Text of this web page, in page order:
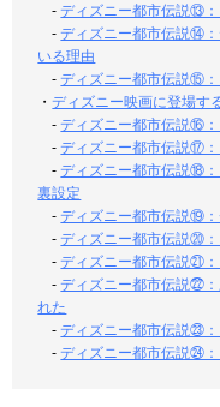
-ディズニー都市伝説⑬
-ディズニー都市伝説⑭
いる理由
-ディズニー都市伝説⑮
・ディズニー映画に登場す
-ディズニー都市伝説⑯
-ディズニー都市伝説⑰：
-ディズニー都市伝説⑱
裏設定
-ディズニー都市伝説⑲
-ディズニー都市伝説⑳
-ディズニー都市伝説㉑
-ディズニー都市伝説㉒
れた
-ディズニー都市伝説㉓
-ディズニー都市伝説㉔